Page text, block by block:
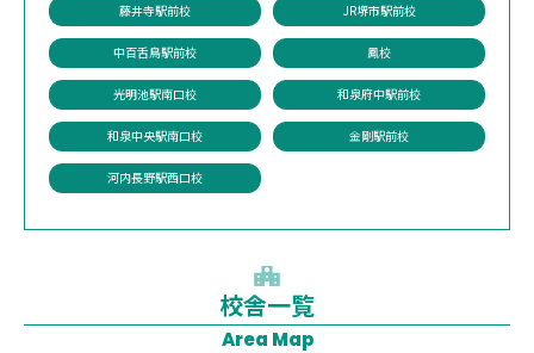
藤井寺駅前校 JR堺市駅前校
中百舌鳥駅前校 鳳校
光明池駅南口校 和泉府中駅前校
和泉中央駅南口校 金剛駅前校
河内長野駅西口校
校舎一覧
Area Map
1